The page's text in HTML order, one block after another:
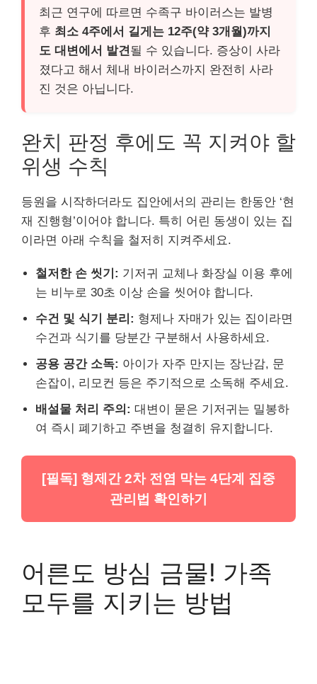
최근 연구에 따르면 수족구 바이러스는 발병
후 최소 4주에서 길게는 12주(약 3개월)까지
도 대변에서 발견될 수 있습니다. 증상이 사라
졌다고 해서 체내 바이러스까지 완전히 사라
진 것은 아닙니다.
완치 판정 후에도 꼭 지켜야 할
위생 수칙
등원을 시작하더라도 집안에서의 관리는 한동안 ‘현
재 진행형’이어야 합니다. 특히 어린 동생이 있는 집
이라면 아래 수칙을 철저히 지켜주세요.
철저한 손 씻기: 기저귀 교체나 화장실 이용 후에
는 비누로 30초 이상 손을 씻어야 합니다.
수건 및 식기 분리: 형제나 자매가 있는 집이라면
수건과 식기를 당분간 구분해서 사용하세요.
공용 공간 소독: 아이가 자주 만지는 장난감, 문
손잡이, 리모컨 등은 주기적으로 소독해 주세요.
배설물 처리 주의: 대변이 묻은 기저귀는 밀봉하
여 즉시 폐기하고 주변을 청결히 유지합니다.
[필독] 형제간 2차 전염 막는 4단계 집중
관리법 확인하기
어른도 방심 금물! 가족
모두를 지키는 방법